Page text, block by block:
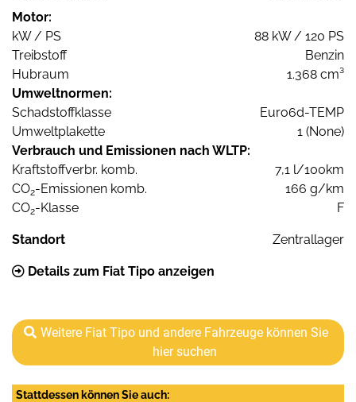
Motor:
kW / PS
88 kW / 120 PS
Treibstoff
Benzin
Hubraum
1.368 cm³
Umweltnormen:
Schadstoffklasse
Euro6d-TEMP
Umweltplakette
1 (None)
Verbrauch und Emissionen nach WLTP:
Kraftstoffverbr. komb.
7,1 l/100km
CO2-Emissionen komb.
166 g/km
CO2-Klasse F
Standort Zentrallager
Details zum Fiat Tipo anzeigen
Weitere Fiat Tipo und andere Fahrzeuge können Sie
hier suchen
Stattdessen können Sie auch: